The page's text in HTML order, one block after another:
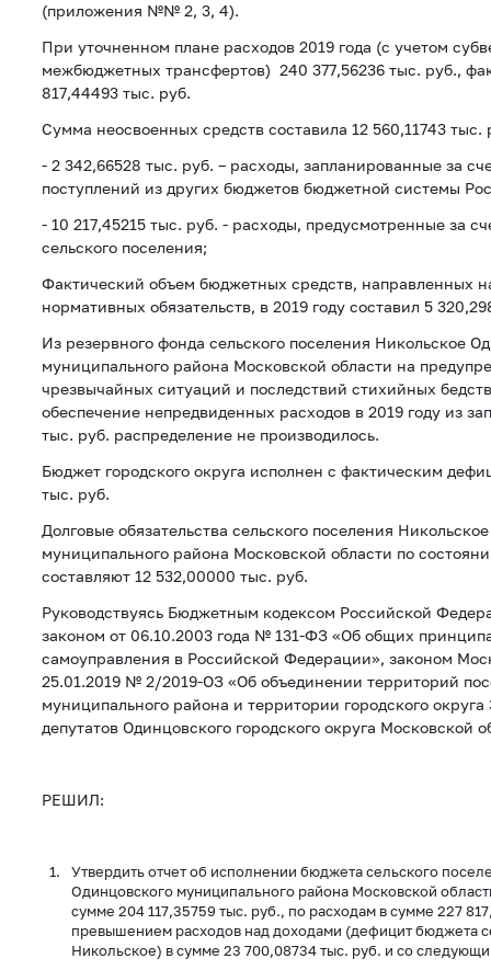
(приложения №№ 2, 3, 4).
При уточненном плане расходов 2019 года (с учетом
межбюджетных трансфертов) 240 377,56236 тыс. руб.,
817,44493 тыс. руб.
Сумма неосвоенных средств составила 12 560,11743 тыс.
- 2 342,66528 тыс. руб. – расходы, запланированные за
поступлений из других бюджетов бюджетной системы
- 10 217,45215 тыс. руб. - расходы, предусмотренные за
сельского поселения;
Фактический объем бюджетных средств, направленных
нормативных обязательств, в 2019 году составил 5
Из резервного фонда сельского поселения Никольское
муниципального района Московской области на
чрезвычайных ситуаций и последствий стихийных
обеспечение непредвиденных расходов в 2019 году из
тыс. руб. распределение не производилось.
Бюджет городского округа исполнен с фактическим
тыс. руб.
Долговые обязательства сельского поселения
муниципального района Московской области по
составляют 12 532,00000 тыс. руб.
Руководствуясь Бюджетным кодексом Российской
законом от 06.10.2003 года № 131-ФЗ «Об общих
самоуправления в Российской Федерации», законом
25.01.2019 № 2/2019-ОЗ «Об объединении территорий
муниципального района и территории городского
депутатов Одинцовского городского округа Московской
РЕШИЛ:
Утвердить отчет об исполнении бюджета сельского
Одинцовского муниципального района Московской
сумме 204 117,35759 тыс. руб., по расходам в сумме 227
превышением расходов над доходами (дефицит бюджета
Никольское) в сумме 23 700,08734 тыс. руб. и со